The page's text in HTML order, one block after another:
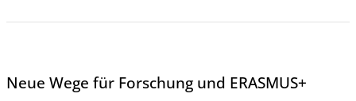
Neue Wege für Forschung und ERASMUS+